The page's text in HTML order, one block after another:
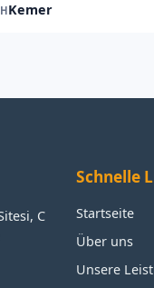
Kemer
C
Schnelle
Startseite
Über uns
Unsere